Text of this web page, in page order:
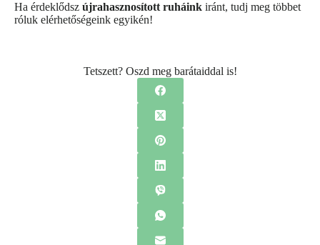
Ha érdeklődsz újrahasznosított ruháink iránt, tudj meg többet
róluk elérhetőségeink egyikén!
Tetszett? Oszd meg barátaiddal is!